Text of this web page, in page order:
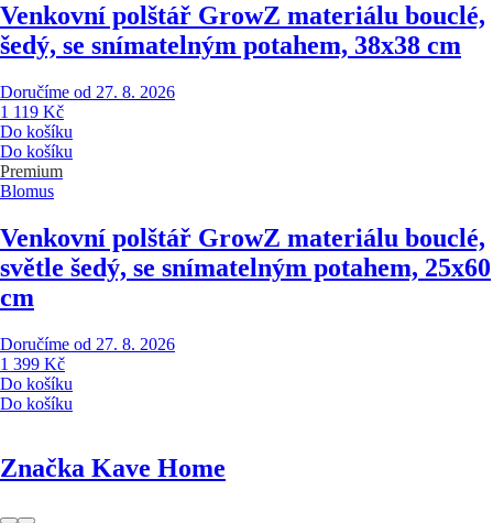
Venkovní polštář GrowZ materiálu bouclé,
šedý, se snímatelným potahem, 38x38 cm
Doručíme od 27. 8. 2026
1 119 Kč
Do košíku
Do košíku
Premium
Blomus
Venkovní polštář GrowZ materiálu bouclé,
světle šedý, se snímatelným potahem, 25x60
cm
Doručíme od 27. 8. 2026
1 399 Kč
Do košíku
Do košíku
Značka Kave Home